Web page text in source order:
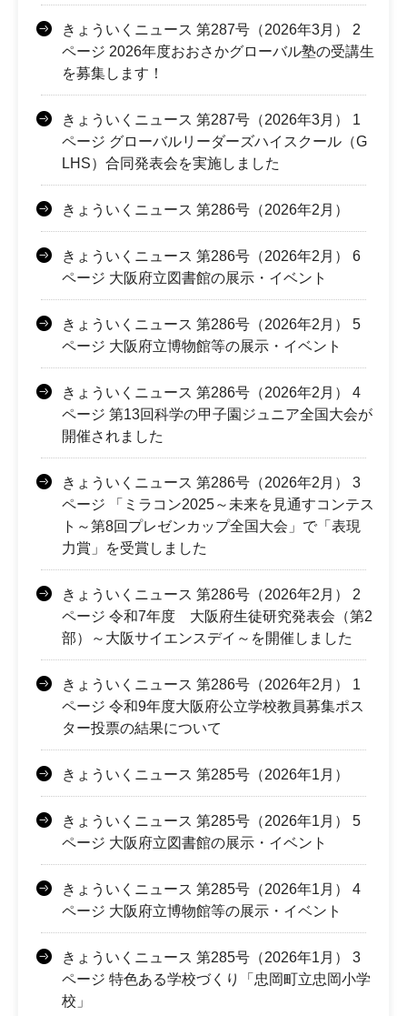
きょういくニュース 第287号（2026年3月） 2
ページ 2026年度おおさかグローバル塾の受講生
を募集します！
きょういくニュース 第287号（2026年3月） 1
ページ グローバルリーダーズハイスクール（G
LHS）合同発表会を実施しました
きょういくニュース 第286号（2026年2月）
きょういくニュース 第286号（2026年2月） 6
ページ 大阪府立図書館の展示・イベント
きょういくニュース 第286号（2026年2月） 5
ページ 大阪府立博物館等の展示・イベント
きょういくニュース 第286号（2026年2月） 4
ページ 第13回科学の甲子園ジュニア全国大会が
開催されました
きょういくニュース 第286号（2026年2月） 3
ページ 「ミラコン2025～未来を見通すコンテス
ト～第8回プレゼンカップ全国大会」で「表現
力賞」を受賞しました
きょういくニュース 第286号（2026年2月） 2
ページ 令和7年度 大阪府生徒研究発表会（第2
部）～大阪サイエンスデイ～を開催しました
きょういくニュース 第286号（2026年2月） 1
ページ 令和9年度大阪府公立学校教員募集ポス
ター投票の結果について
きょういくニュース 第285号（2026年1月）
きょういくニュース 第285号（2026年1月） 5
ページ 大阪府立図書館の展示・イベント
きょういくニュース 第285号（2026年1月） 4
ページ 大阪府立博物館等の展示・イベント
きょういくニュース 第285号（2026年1月） 3
ページ 特色ある学校づくり「忠岡町立忠岡小学
校」